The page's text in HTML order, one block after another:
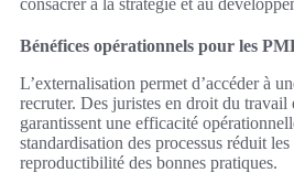
consacrer à la stratégie et au
Bénéfices opérationnels pour les
L’externalisation permet d’accéder à
recruter. Des juristes en droit du travail
garantissent une efficacité
standardisation des processus réduit
reproductibilité des bonnes pratiques.